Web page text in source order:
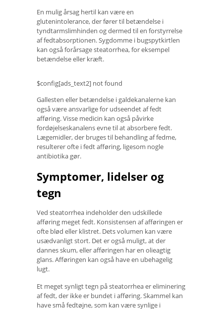
En mulig årsag hertil kan være en
glutenintolerance, der fører til betændelse i
tyndtarmslimhinden og dermed til en forstyrrelse
af fedtabsorptionen. Sygdomme i bugspytkirtlen
kan også forårsage steatorrhea, for eksempel
betændelse eller kræft.
$config[ads_text2] not found
Gallesten eller betændelse i galdekanalerne kan
også være ansvarlige for udseendet af fedt
afføring. Visse medicin kan også påvirke
fordøjelseskanalens evne til at absorbere fedt.
Lægemidler, der bruges til behandling af fedme,
resulterer ofte i fedt afføring, ligesom nogle
antibiotika gør.
Symptomer, lidelser og
tegn
Ved steatorrhea indeholder den udskillede
afføring meget fedt. Konsistensen af ​​afføringen er
ofte blød eller klistret. Dets volumen kan være
usædvanligt stort. Det er også muligt, at der
dannes skum, eller afføringen har en olieagtig
glans. Afføringen kan også have en ubehagelig
lugt.
Et meget synligt tegn på steatorrhea er eliminering
af fedt, der ikke er bundet i afføring. Skammel kan
have små fedtøjne, som kan være synlige i